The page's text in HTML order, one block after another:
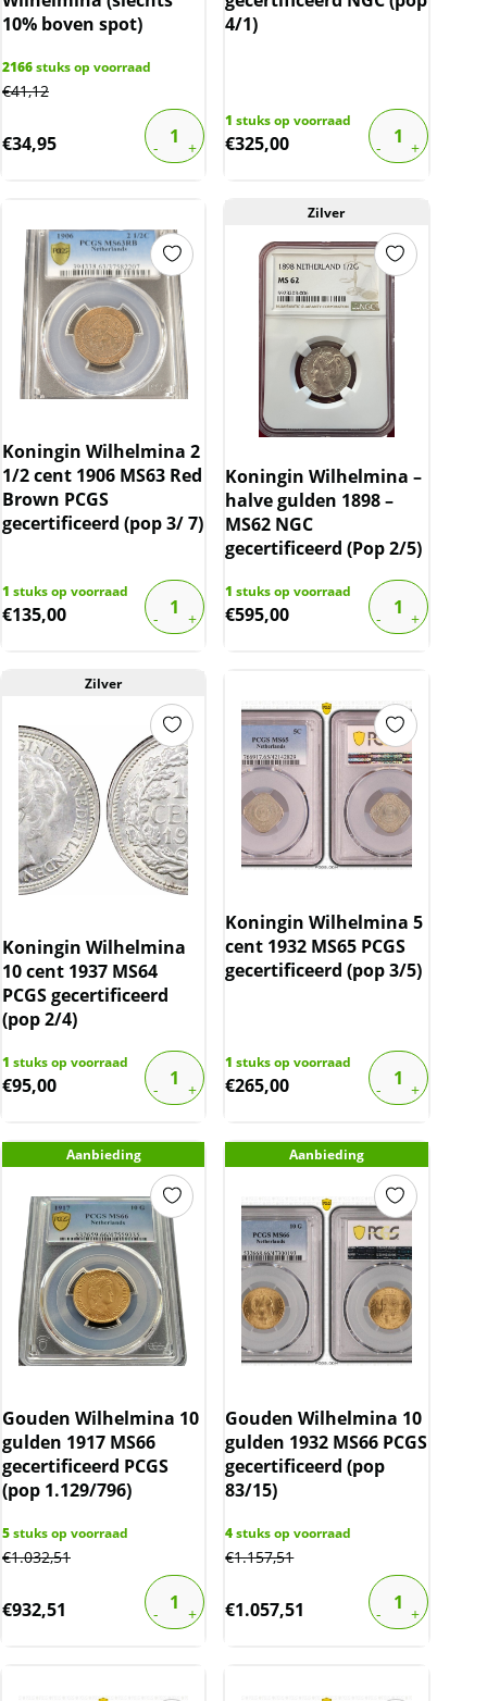
10% boven spot)
2166stuks op voorraad
€41,12
€34,95
4/1)
1 stuks op voorraad
€325,00
Koningin Wilhelmina 2
1/2 cent 1906 MS63 Red
Brown PCGS
gecertificeerd (pop 3/ 7)
1 stuks op voorraad
€135,00
Zilver
Koningin Wilhelmina –
halve gulden 1898 –
MS62 NGC
gecertificeerd (Pop 2/5)
1 stuks op voorraad
€595,00
Zilver
Koningin Wilhelmina
10 cent 1937 MS64
PCGS gecertificeerd
(pop 2/4)
1 stuks op voorraad
€95,00
Koningin Wilhelmina 5
cent 1932 MS65 PCGS
gecertificeerd (pop 3/5)
1 stuks op voorraad
€265,00
Aanbieding
Gouden Wilhelmina 10
gulden 1917 MS66
gecertificeerd PCGS
(pop 1.129/796)
5stuks op voorraad
€1.032,51
€932,51
Aanbieding
Gouden Wilhelmina 10
gulden 1932 MS66 PCGS
gecertificeerd (pop
83/15)
4stuks op voorraad
€1.157,51
€1.057,51